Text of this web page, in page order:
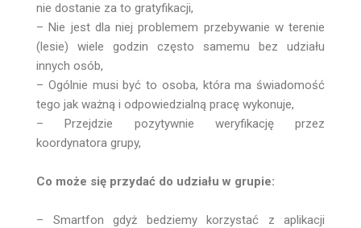
nie dostanie za to gratyfikacji,
– Nie jest dla niej problemem przebywanie w terenie
(lesie) wiele godzin często samemu bez udziału
innych osób,
– Ogólnie musi być to osoba, która ma świadomość
tego jak ważną i odpowiedzialną pracę wykonuje,
– Przejdzie pozytywnie weryfikację przez
koordynatora grupy,
Co może się przydać do udziału w grupie:
– Smartfon gdyż bedziemy korzystać z aplikacji